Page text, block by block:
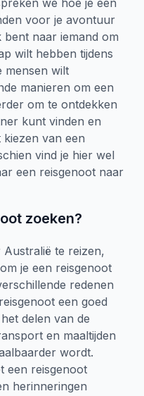
we hoe je een
voor je avontuur
naar iemand om
wilt hebben tijdens
mensen wilt
manieren om een
om te ontdekken
kunt vinden en
van een
vind je hier wel
een reisgenoot naar
zoeken?
te reizen,
je een reisgenoot
redenen
een goed
delen van de
en maaltijden
wordt.
een reisgenoot
herinneringen